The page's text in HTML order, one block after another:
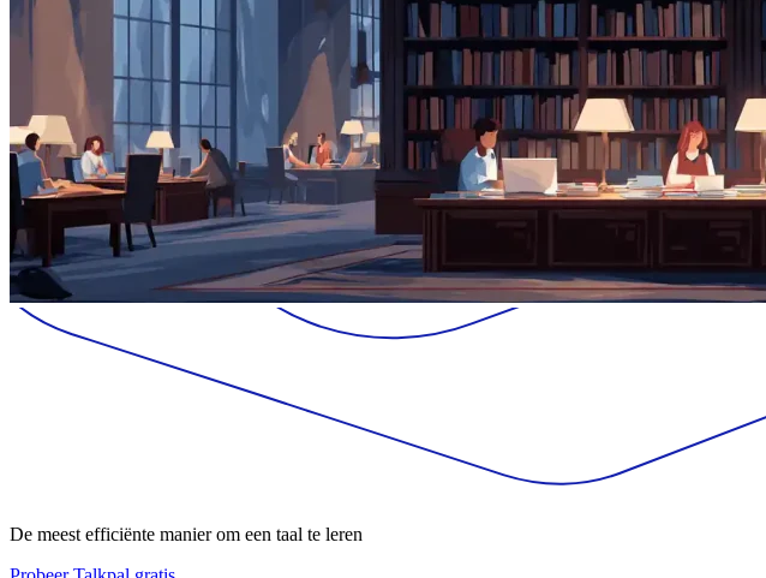
De meest efficiënte manier om een taal te leren